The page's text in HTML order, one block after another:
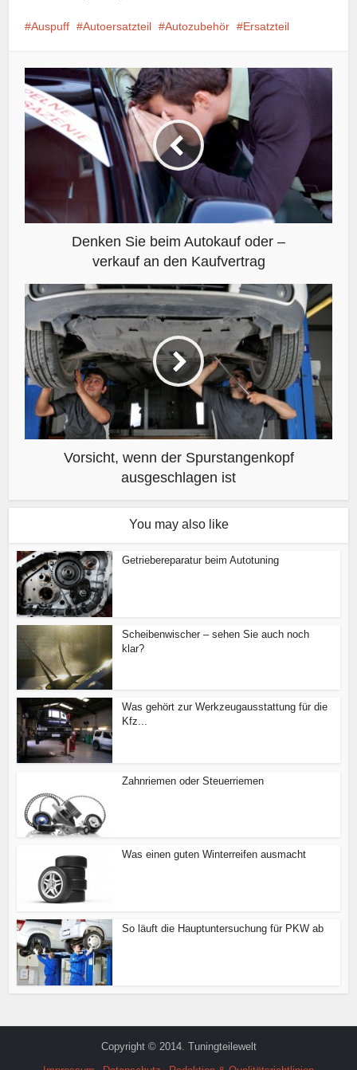
Auspuff Autoersatzteil Autozubehör Ersatzteil
Denken Sie beim Autokauf oder –
verkauf an den Kaufvertrag
Vorsicht, wenn der Spurstangenkopf
ausgeschlagen ist
You may also like
Getriebereparatur beim Autotuning
Scheibenwischer – sehen Sie auch noch
klar?
Was gehört zur Werkzeugausstattung für die
Kfz...
Zahnriemen oder Steuerriemen
Was einen guten Winterreifen ausmacht
So läuft die Hauptuntersuchung für PKW ab
Copyright © 2014. Tuningteilewelt